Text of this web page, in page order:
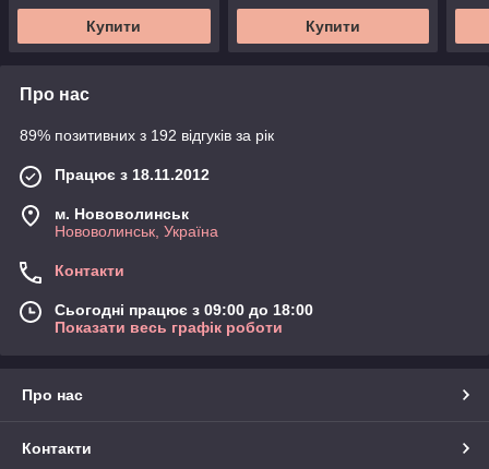
Купити Купити
Про нас
89% позитивних з 192 відгуків за рік
Працює з 18.11.2012
м. Нововолинськ
Нововолинськ, Україна
Контакти
Сьогодні працює з 09:00 до 18:00
Показати весь графік роботи
Про нас
Контакти